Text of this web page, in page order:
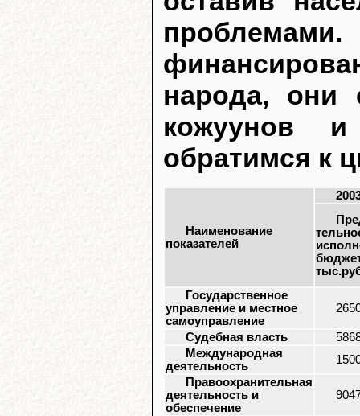
проблемами.
народа, они
кожуунов и
обратимся к
Наименование
показателей
Государственное
управление и местное
самоуправление
Судебная власть
Международная
деятельность
Правоохранительная
деятельность и
обеспечение